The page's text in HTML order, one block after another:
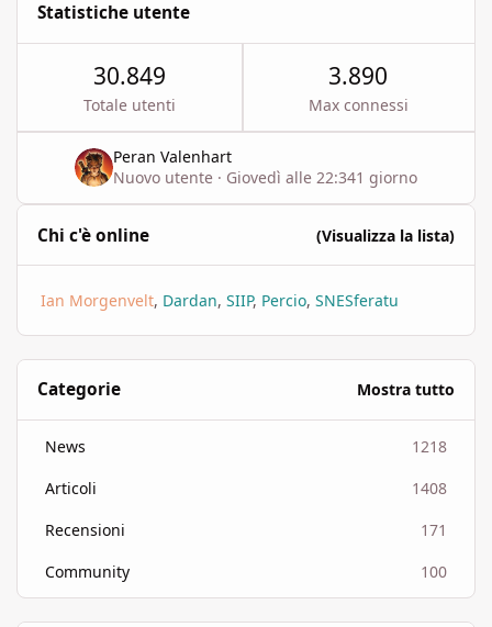
Statistiche utente
30.849
Totale utenti
3.890
Max connessi
Peran Valenhart
Nuovo utente · Giovedì alle 22:341 giorno
Chi c'è online (Visualizza la lista)
Ian Morgenvelt Dardan SIIP Percio SNESferatu
Categorie Mostra tutto
News
1218
Articoli
1408
Recensioni
171
Community
100